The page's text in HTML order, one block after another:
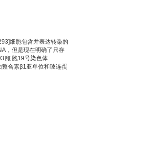
细胞包含并表达转染的
，但是现在明确了只存
细胞19号染色体
合素β1亚单位和玻连蛋